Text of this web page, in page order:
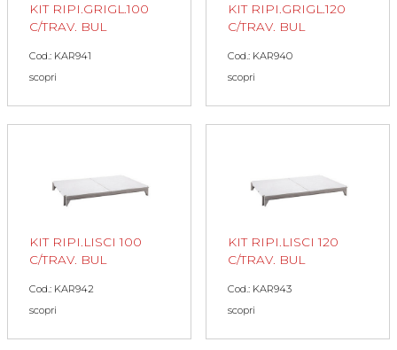
KIT RIPI.GRIGL.100
C/TRAV. BUL
Cod.: KAR941
scopri
KIT RIPI.GRIGL.120
C/TRAV. BUL
Cod.: KAR940
scopri
KIT RIPI.LISCI 100
C/TRAV. BUL
Cod.: KAR942
scopri
KIT RIPI.LISCI 120
C/TRAV. BUL
Cod.: KAR943
scopri